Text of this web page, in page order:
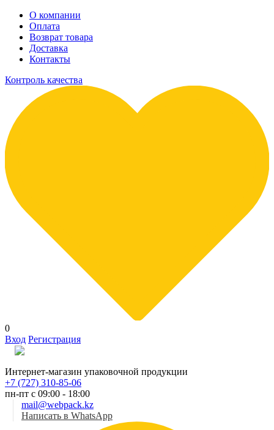
О компании
Оплата
Возврат товара
Доставка
Контакты
Контроль качества
0
Вход Регистрация
Интернет-магазин упаковочной продукции
+7 (727) 310-85-06
пн-пт с 09:00 - 18:00
mail@webpack.kz
Написать в WhatsApp